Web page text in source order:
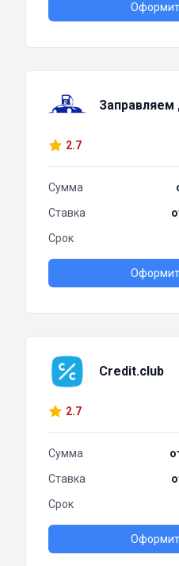
Заправляем
2.7
Сумма
Ставка
Срок
Credit.club
2.7
Сумма
Ставка
Срок